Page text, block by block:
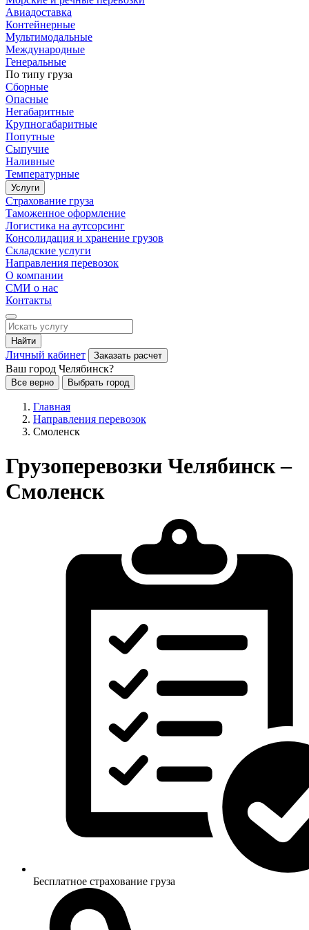
Авиадоставка
Контейнерные
Мультимодальные
Международные
Генеральные
По типу груза
Сборные
Опасные
Негабаритные
Крупногабаритные
Попутные
Сыпучие
Наливные
Температурные
Услуги
Страхование груза
Таможенное оформление
Логистика на аутсорсинг
Консолидация и хранение грузов
Складские услуги
Направления перевозок
О компании
СМИ о нас
Контакты
Найти
Личный кабинет Заказать расчет
Ваш город Челябинск?
Все верно Выбрать город
Главная
Направления перевозок
Смоленск
Грузоперевозки Челябинск –
Смоленск
Бесплатное страхование груза